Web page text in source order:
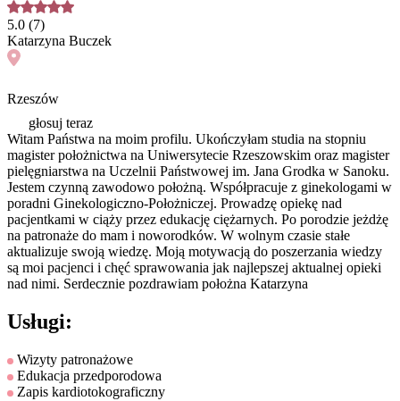
5.0 (7)
Katarzyna Buczek
Rzeszów
głosuj teraz
Witam Państwa na moim profilu. Ukończyłam studia na stopniu
magister położnictwa na Uniwersytecie Rzeszowskim oraz magister
pielęgniarstwa na Uczelnii Państwowej im. Jana Grodka w Sanoku.
Jestem czynną zawodowo położną. Współpracuje z ginekologami w
poradni Ginekologiczno-Położniczej. Prowadzę opiekę nad
pacjentkami w ciąży przez edukację ciężarnych. Po porodzie jeżdżę
na patronaże do mam i noworodków. W wolnym czasie stałe
aktualizuje swoją wiedzę. Moją motywacją do poszerzania wiedzy
są moi pacjenci i chęć sprawowania jak najlepszej aktualnej opieki
nad nimi. Serdecznie pozdrawiam położna Katarzyna
Usługi:
Wizyty patronażowe
Edukacja przedporodowa
Zapis kardiotokograficzny